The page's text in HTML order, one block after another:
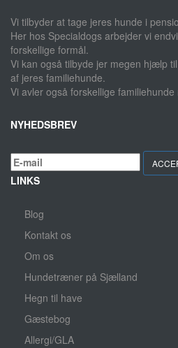
Vi tilbyder at tage jeres hunde i
Her hos Specialdogs arbejder vi
forskellige formål.
Vi kan også tilbyde jer megen hjælp
af jeres familiehunde.
Vi avler også forskellige familiehunde
NYHEDSBREV
LINKS
Blog
Kontakt os
Om os
Hundetræner på Sjælland
Hegn til have
Gæstebog
Allergi/GLA